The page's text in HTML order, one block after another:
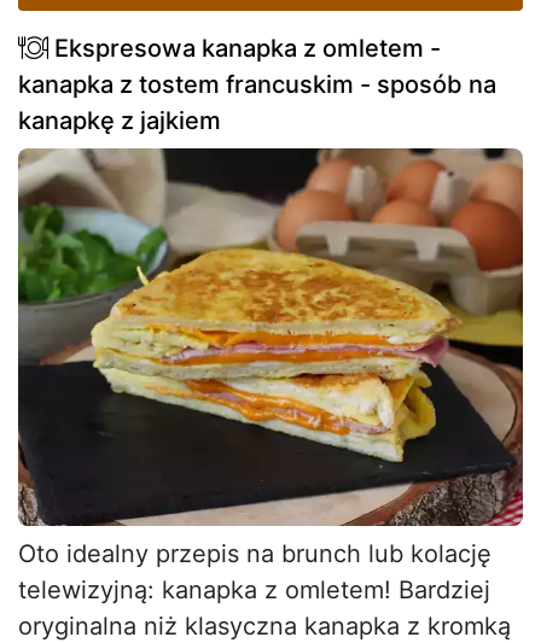
Ekspresowa kanapka z omletem -
kanapka z tostem francuskim - sposób na
kanapkę z jajkiem
Oto idealny przepis na brunch lub kolację
telewizyjną: kanapka z omletem! Bardziej
oryginalna niż klasyczna kanapka z kromką